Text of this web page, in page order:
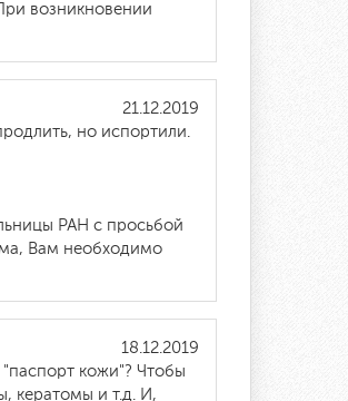
возникновении
21.12.2019
но испортили.
РАН с просьбой
Вам необходимо
18.12.2019
кожи"? Чтобы
кератомы и т.д. И,